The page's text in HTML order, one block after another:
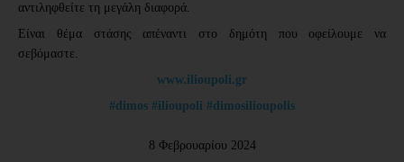
αντιληφθείτε τη μεγάλη διαφορά.
Είναι θέμα στάσης απέναντι στο δημότη που οφείλουμε να
σεβόμαστε.
www.ilioupoli.gr
#dimos #ilioupoli #dimosilioupolis
8 Φεβρουαρίου 2024